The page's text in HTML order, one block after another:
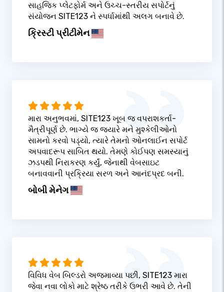
સાહજિક પ્લેટફોર્મ અને ઉચ્ચ-સ્તરીય સપોર્ટનું
સંયોજન SITE123 ને સ્પર્ધામાંથી અલગ બનાવે છે.
ક્રિસ્ટી પ્રીટીમેન
મારા અનુભવમાં, SITE123 ખૂબ જ વપરાશકર્તા-
મૈત્રીપૂર્ણ છે. ભાગ્યે જ જ્યારે મને મુશ્કેલીઓનો
સામનો કરવો પડ્યો, ત્યારે તેમનો ઓનલાઈન સપોર્ટ
અપવાદરૂપ સાબિત થયો. તેમણે કોઈપણ સમસ્યાનું
ઝડપથી નિરાકરણ કર્યું, જેનાથી વેબસાઇટ
બનાવવાની પ્રક્રિયા સરળ અને આનંદપ્રદ બની.
બોબી મેનેગ
વિવિધ વેબ બિલ્ડરો અજમાવ્યા પછી, SITE123 મારા
જેવા નવા લોકો માટે શ્રેષ્ઠ તરીકે ઉભરી આવે છે. તેની